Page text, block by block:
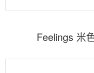
Feelings 米